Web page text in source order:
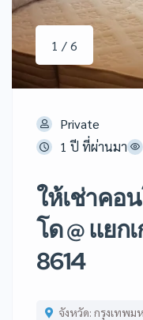
1 / 6
Private
1 ปี ที่ผ่านมา
ให้เช่าคอ
โด @ แยก
8614
จังหวัด: กรุงเทพม